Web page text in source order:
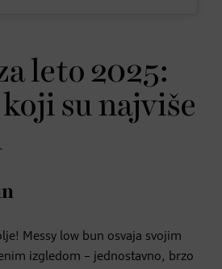
leto 2025:
su najviše
Messy low bun osvaja svojim
izgledom – jednostavno, brzo